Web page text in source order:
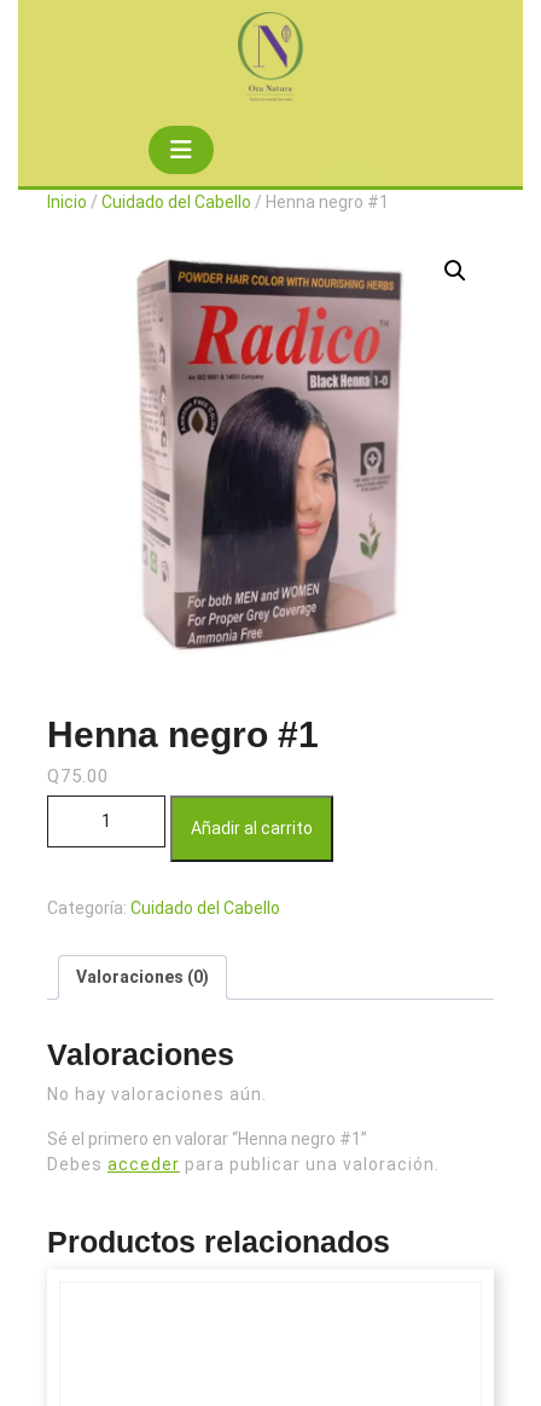
Botón
de
apertura
Inicio / Cuidado del Cabello / Henna negro #1
Henna negro #1
Q75.00
Añadir al carrito
Categoría: Cuidado del Cabello
Valoraciones (0)
Valoraciones
No hay valoraciones aún.
Sé el primero en valorar “Henna negro #1”
Debes acceder para publicar una valoración.
Productos relacionados